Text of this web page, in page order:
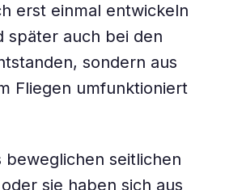
erst einmal entwickeln
später auch bei den
sondern aus
Fliegen umfunktioniert
beweglichen seitlichen
sie haben sich aus